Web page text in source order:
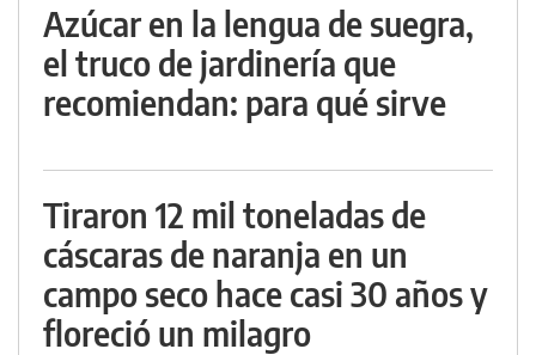
Azúcar en la lengua de suegra,
el truco de jardinería que
recomiendan: para qué sirve
Tiraron 12 mil toneladas de
cáscaras de naranja en un
campo seco hace casi 30 años y
floreció un milagro